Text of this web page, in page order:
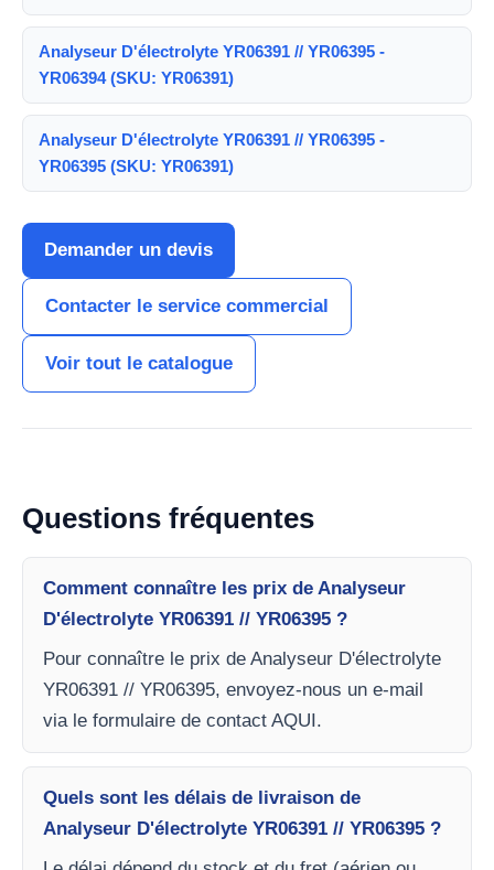
Analyseur D'électrolyte YR06391 // YR06395 -
YR06394 (SKU: YR06391)
Analyseur D'électrolyte YR06391 // YR06395 -
YR06395 (SKU: YR06391)
Demander un devis
Contacter le service commercial
Voir tout le catalogue
Questions fréquentes
Comment connaître les prix de Analyseur
D'électrolyte YR06391 // YR06395 ?
Pour connaître le prix de Analyseur D'électrolyte
YR06391 // YR06395, envoyez-nous un e-mail
via le formulaire de contact AQUI.
Quels sont les délais de livraison de
Analyseur D'électrolyte YR06391 // YR06395 ?